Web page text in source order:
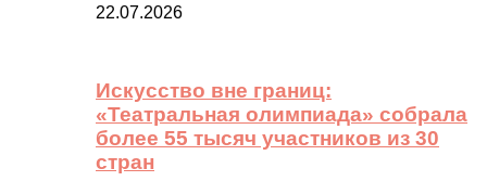
22.07.2026
Искусство вне границ:
«Театральная олимпиада» собрала
более 55 тысяч участников из 30
стран